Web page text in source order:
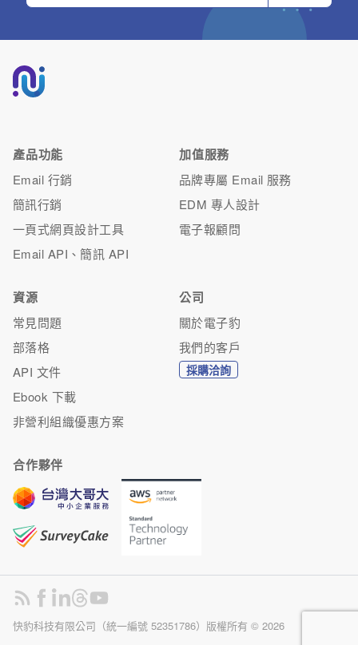
產品功能
Email 行銷
簡訊行銷
一頁式網頁設計工具
Email API、簡訊 API
加值服務
品牌專屬 Email 服務
EDM 專人設計
電子報顧問
資源
常見問題
部落格
API 文件
Ebook 下載
非營利組織優惠方案
公司
關於電子豹
我們的客戶
採購洽詢
合作夥伴
快豹科技有限公司（統一編號 52351786）版權所有 © 2026